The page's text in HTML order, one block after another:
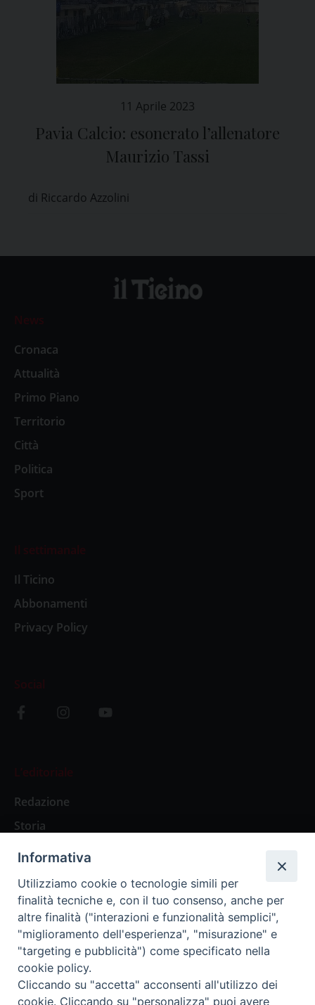
11 Aprile 2023
Pavia Calcio: esonerato l’allenatore
Maurizio Tassi
di Riccardo Azzolini
News
Cronaca
Attualità
Primo Piano
Territorio
Città
Politica
Sport
Il settimanale
Il Ticino
Abbonamenti
Privacy Policy
Social
L’editoriale
Redazione
Storia
Abbonamenti
Abbonamento Annuale Digitale
Abbonamento Annuale Cartaceo
Abbonamento Singola Copia Digitale
Informativa
Utilizziamo cookie o tecnologie simili per
finalità tecniche e, con il tuo consenso, anche per
altre finalità ("interazioni e funzionalità semplici",
"miglioramento dell'esperienza", "misurazione" e
"targeting e pubblicità") come specificato nella
cookie policy.
Cliccando su "accetta" acconsenti all'utilizzo dei
cookie. Cliccando su "personalizza" puoi avere